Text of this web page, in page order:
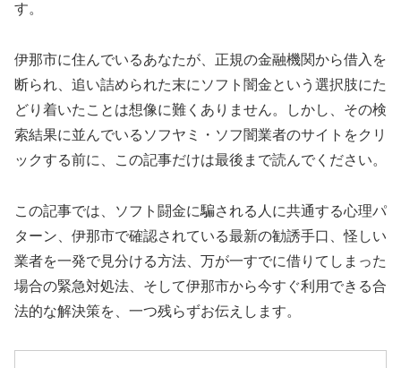
す。
伊那市に住んでいるあなたが、正規の金融機関から借入を
断られ、追い詰められた末にソフト闇金という選択肢にた
どり着いたことは想像に難くありません。しかし、その検
索結果に並んでいるソフヤミ・ソフ闇業者のサイトをクリ
ックする前に、この記事だけは最後まで読んでください。
この記事では、ソフト闘金に騙される人に共通する心理パ
ターン、伊那市で確認されている最新の勧誘手口、怪しい
業者を一発で見分ける方法、万が一すでに借りてしまった
場合の緊急対処法、そして伊那市から今すぐ利用できる合
法的な解決策を、一つ残らずお伝えします。